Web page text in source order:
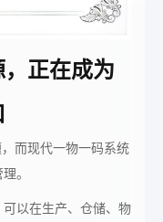
正在成为
而现代一物一码系统
。
以在生产、仓储、物